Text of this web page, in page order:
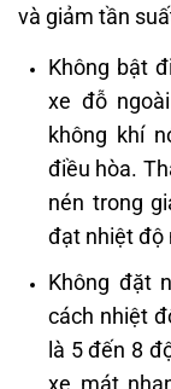
và giảm tần
Không bật
xe đỗ
không khí
điều hòa.
nén trong
đạt nhiệt độ
Không đặt
cách nhiệt
là 5 đến 8
xe mát